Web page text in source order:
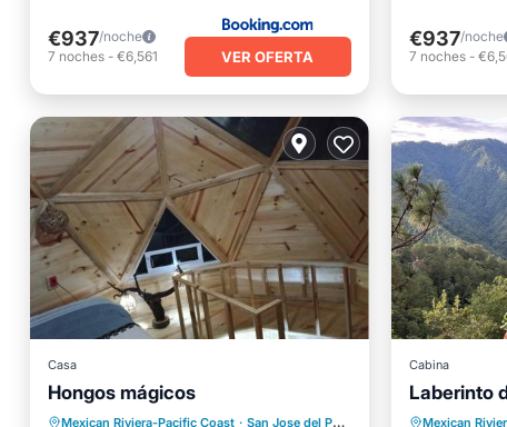
€937/noche
7 noches - €6,561 VER OFERTA
€937/noche
7 noches-
Casa
Hongos mágicos
Mexican Riviera-Pacific Coast · San Jose del Pacifico
0.10 mi al centro
Desayuno
Aparcamiento
Cabina
Laberinto
Mexican